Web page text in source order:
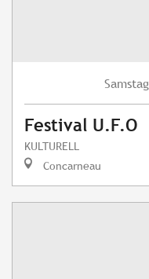
Samstag
Festival U.F.O
KULTURELL
Concarneau